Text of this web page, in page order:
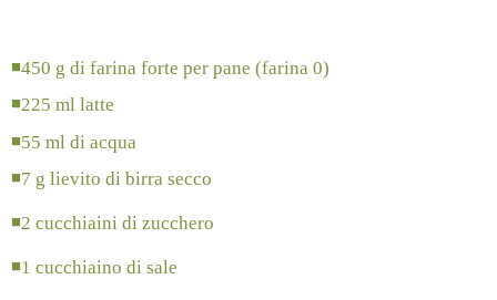
◾450 g di farina forte per pane (farina 0)
◾225 ml latte
◾55 ml di acqua
◾7 g lievito di birra secco
◾2 cucchiaini di zucchero
◾1 cucchiaino di sale